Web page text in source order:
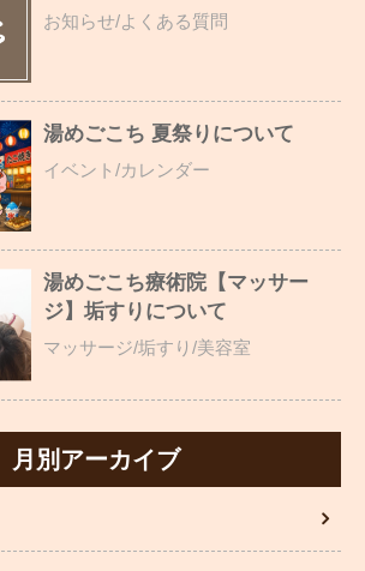
お知らせ/よくある質問
湯めごこち 夏祭りについて
イベント/カレンダー
湯めごこち療術院【マッサー
ジ】垢すりについて
マッサージ/垢すり/美容室
月別アーカイブ